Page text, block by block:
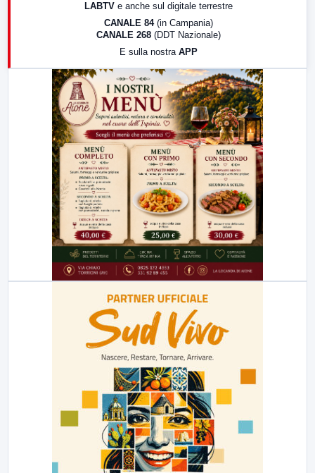
LabNews (replica)
LABTV e anche sul digitale terrestre
CANALE 84 (in Campania)
CANALE 268 (DDT Nazionale)
E sulla nostra APP